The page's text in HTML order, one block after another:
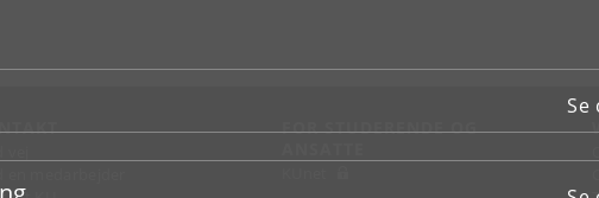
Se
FOR STUDERENDE OG